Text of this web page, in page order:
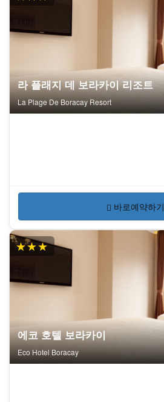
라 플래지 데 보라카이 리조트
La Plage De Boracay Resort
바로예약하기
★★★
에코 호텔 보라카이
Eco Hotel Boracay